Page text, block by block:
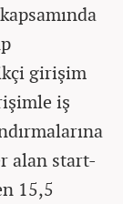
girişim
iş
alan start-
15,5